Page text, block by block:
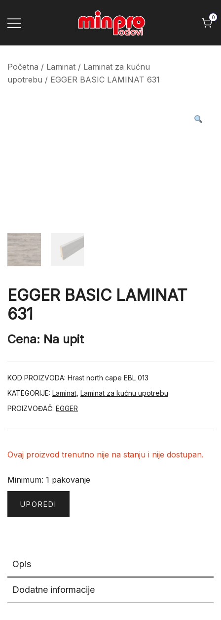
Minpro podovi
0
Početna / Laminat / Laminat za kućnu
upotrebu / EGGER BASIC LAMINAT 631
EGGER BASIC LAMINAT
631
Cena: Na upit
KOD PROIZVODA: Hrast north cape EBL 013
KATEGORIJE: Laminat Laminat za kućnu upotrebu
PROIZVOĐAČ: EGGER
Ovaj proizvod trenutno nije na stanju i nije dostupan.
Minimum: 1 pakovanje
UPOREDI
Opis
Dodatne informacije